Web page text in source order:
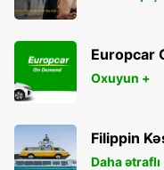
Europcar
Oxuyun +
Filippin
Daha ətraflı